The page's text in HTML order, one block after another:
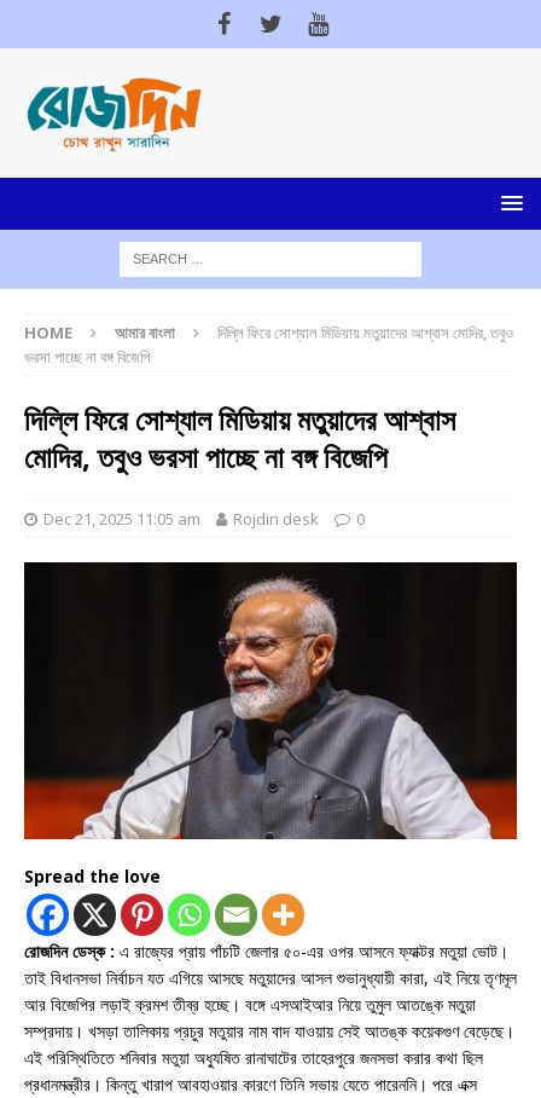
HOME আমার বাংলা
দিল্লি ফিরে সোশ্যাল মিডিয়ায় মতুয়াদের আশ্বাস মোদির, তবুও
ভরসা পাচ্ছে না বঙ্গ বিজেপি
দিল্লি ফিরে সোশ্যাল মিডিয়ায় মতুয়াদের আশ্বাস
মোদির, তবুও ভরসা পাচ্ছে না বঙ্গ বিজেপি
Dec 21, 2025 11:05 am Rojdin desk 0
Spread the love
রোজদিন ডেস্ক : এ রাজ্যের প্রায় পাঁচটি জেলার ৫০-এর ওপর আসনে ফ্যাক্টর মতুয়া ভোট।
তাই বিধানসভা নির্বাচন যত এগিয়ে আসছে মতুয়াদের আসল শুভানুধ্যায়ী কারা, এই নিয়ে তৃণমূল
আর বিজেপির লড়াই ক্রমশ তীব্র হচ্ছে। বঙ্গে এসআইআর নিয়ে তুমুল আতঙ্কে মতুয়া
সম্প্রদায়। খসড়া তালিকায় প্রচুর মতুয়ার নাম বাদ যাওয়ায় সেই আতঙ্ক কয়েকগুণ বেড়েছে।
এই পরিস্থিতিতে শনিবার মতুয়া অধ্যুষিত রানাঘাটের তাহেরপুরে জনসভা করার কথা ছিল
প্রধানমন্ত্রীর। কিন্তু খারাপ আবহাওয়ার কারণে তিনি সভায় যেতে পারেননি। পরে এক্স